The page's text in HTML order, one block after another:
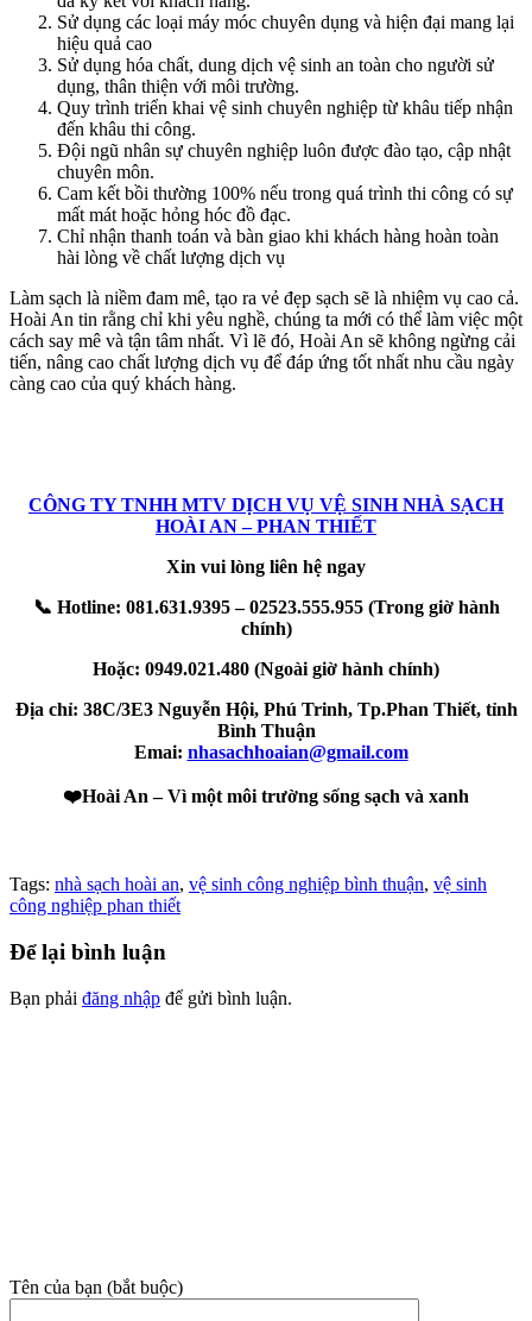
Sử dụng các loại máy móc chuyên dụng và hiện đại mang lại
hiệu quả cao
Sử dụng hóa chất, dung dịch vệ sinh an toàn cho người sử
dụng, thân thiện với môi trường.
Quy trình triển khai vệ sinh chuyên nghiệp từ khâu tiếp nhận
đến khâu thi công.
Đội ngũ nhân sự chuyên nghiệp luôn được đào tạo, cập nhật
chuyên môn.
Cam kết bồi thường 100% nếu trong quá trình thi công có sự
mất mát hoặc hỏng hóc đồ đạc.
Chỉ nhận thanh toán và bàn giao khi khách hàng hoàn toàn
hài lòng về chất lượng dịch vụ
Làm sạch là niềm đam mê, tạo ra vẻ đẹp sạch sẽ là nhiệm vụ cao cả.
Hoài An tin rằng chỉ khi yêu nghề, chúng ta mới có thể làm việc một
cách say mê và tận tâm nhất. Vì lẽ đó, Hoài An sẽ không ngừng cải
tiến, nâng cao chất lượng dịch vụ để đáp ứng tốt nhất nhu cầu ngày
càng cao của quý khách hàng.
CÔNG TY TNHH MTV DỊCH VỤ VỆ SINH NHÀ SẠCH
HOÀI AN – PHAN THIẾT
Xin vui lòng liên hệ ngay
📞 Hotline: 081.631.9395 – 02523.555.955 (Trong giờ hành
chính)
Hoặc: 0949.021.480 (Ngoài giờ hành chính)
Địa chỉ: 38C/3E3 Nguyễn Hội, Phú Trinh, Tp.Phan Thiết, tỉnh
Bình Thuận
Emai: nhasachhoaian@gmail.com
❤️Hoài An – Vì một môi trường sống sạch và xanh
Tags: nhà sạch hoài an, vệ sinh công nghiệp bình thuận, vệ sinh
công nghiệp phan thiết
Để lại bình luận
Bạn phải đăng nhập để gửi bình luận.
Tên của bạn (bắt buộc)